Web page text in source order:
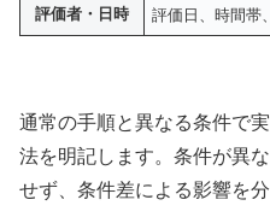
評価者・日時 評価日、時間帯
通常の手順と異なる条件で
法を明記します。条件が異
せず、条件差による影響を